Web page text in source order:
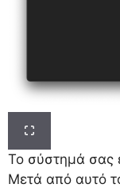
Το σύστημά σας
Μετά από αυτό